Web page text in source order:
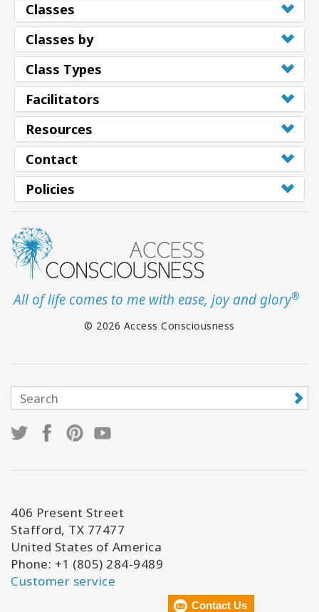
Classes
Classes by
Class Types
Facilitators
Resources
Contact
Policies
All of life comes to me with ease, joy and glory®
© 2026 Access Consciousness
406 Present Street
Stafford, TX 77477
United States of America
Phone: +1 (805) 284-9489
Customer service
Contact Us